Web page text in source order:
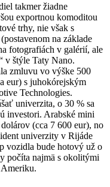
takmer žiadne
exportnou komoditou
trhy, nie však s
na základe
fotografiách v galérií, ale
v štýle Taty Nano.
zmluvu vo výške 500
eur) s juhokórejským
Technologies.
univerzita, o 30 % sa
investori. Arabské mini
(cca 7 600 eur), no
univerzity v Rijáde
vozidla bude hotový už o
počíta najmä s okolitými